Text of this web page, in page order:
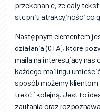
przekonanie, że cały
stopniu atrakcyjności co
Następnym elementem
działania (CTA), które
maila na interesujący nas
każdego mailingu
sposób możemy
treść i kolejną. Jest to
zaufania oraz